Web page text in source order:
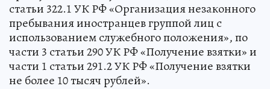
статьи 322.1 УК РФ «Организация незаконного
пребывания иностранцев группой лиц с
использованием служебного положения», по
части 3 статьи 290 УК РФ «Получение взятки» и
части 1 статьи 291.2 УК РФ «Получение взятки
не более 10 тысяч рублей».